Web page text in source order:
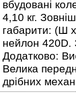
вбудовані
4,10 кг.
габарити: (Ш
нейлон 420D.
Додатково:
Велика
дрібних